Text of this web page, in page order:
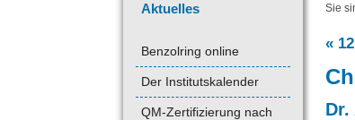
Aktuelles
Benzolring online
Der Institutskalender
QM-Zertifizierung nach
Sie
«